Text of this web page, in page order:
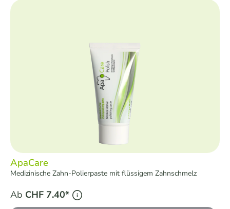
ApaCare
Medizinische Zahn-Polierpaste mit flüssigem Zahnschmelz
Ab CHF 7.40*